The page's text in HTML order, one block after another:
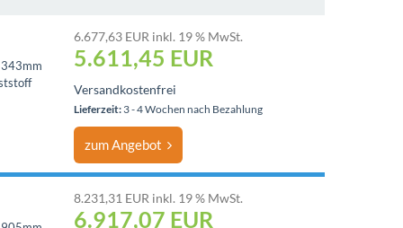
6.677,63 EUR inkl. 19 % MwSt.
5.611,45 EUR
Versandkostenfrei
Lieferzeit: 3 - 4 Wochen nach Bezahlung
zum Angebot
8.231,31 EUR inkl. 19 % MwSt.
6.917,07 EUR